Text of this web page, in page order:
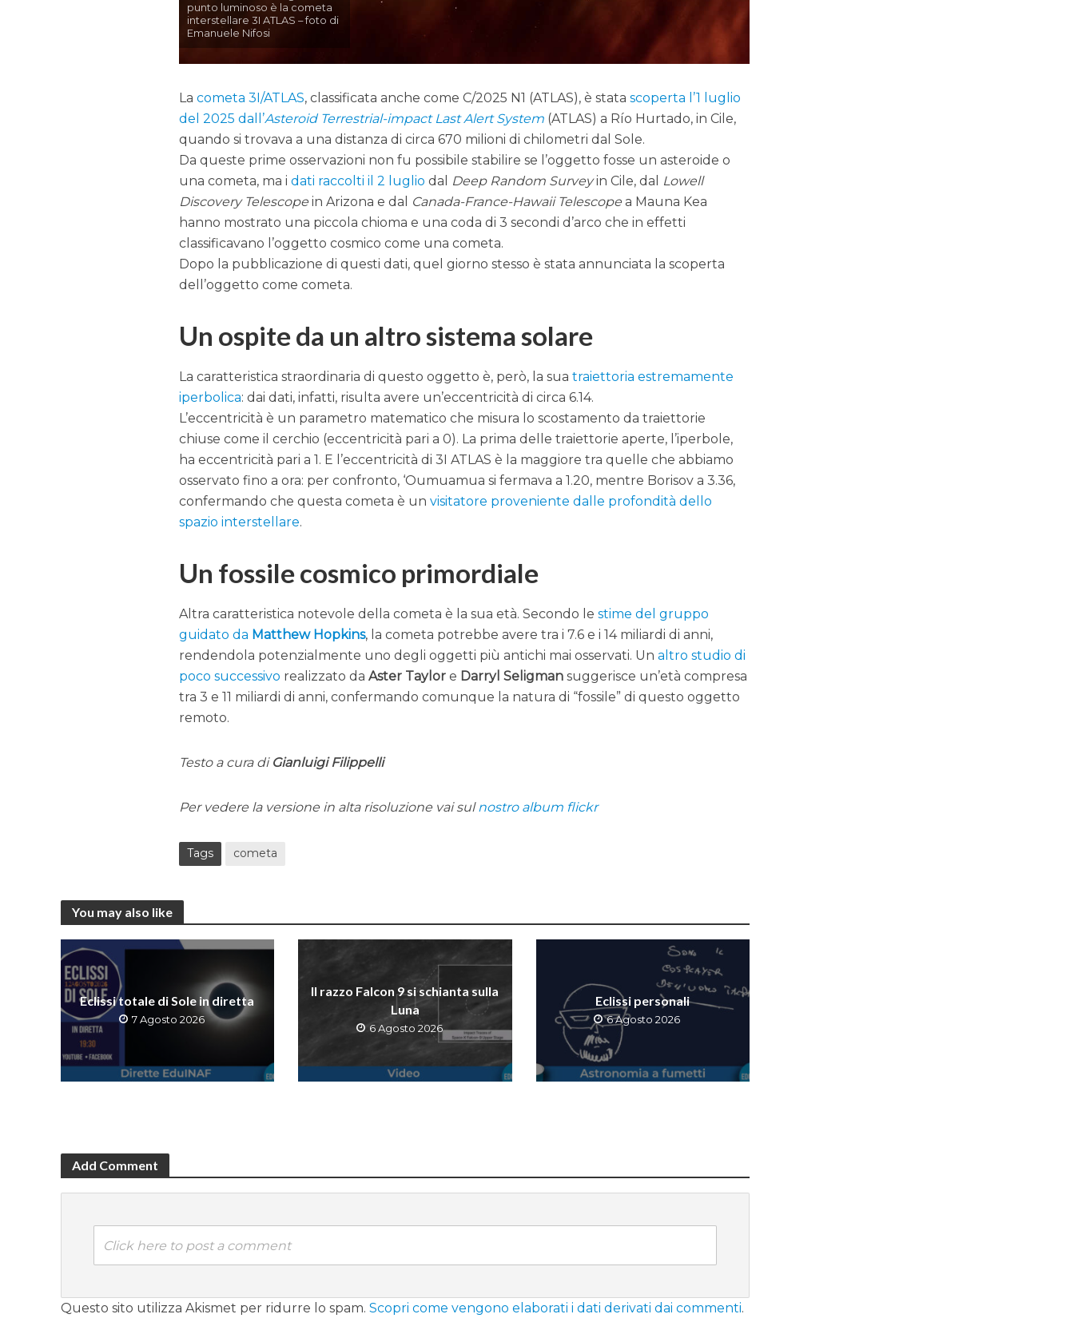
punto luminoso è la cometa
interstellare 3I ATLAS – foto di
Emanuele Nifosi
Lacometa 3I/ATLAS, classificata anche come C/2025 N1 (ATLAS), è statascoperta l’1 luglio
del 2025 dall’Asteroid Terrestrial-impact Last Alert System (ATLAS) a Río Hurtado, in Cile,
quando si trovava a una distanza di circa 670 milioni di chilometri dal Sole.
Da queste prime osservazioni non fu possibile stabilire se l’oggetto fosse un asteroide o
una cometa, ma idati raccolti il 2 luglio dal Deep Random Surveyin Cile, dal Lowell
Discovery Telescope in Arizona e dal Canada-France-Hawaii Telescope a Mauna Kea
hanno mostrato una piccola chioma e una coda di 3 secondi d’arco che in effetti
classificavano l’oggetto cosmico come una cometa.
Dopo la pubblicazione di questi dati, quel giorno stesso è stata annunciata la scoperta
dell’oggetto come cometa.
Un ospite da un altro sistema solare
La caratteristica straordinaria di questo oggetto è, però, la suatraiettoria estremamente
iperbolica: dai dati, infatti, risulta avere un’eccentricità di circa 6.14.
L’eccentricità è un parametro matematico che misura lo scostamento da traiettorie
chiuse come il cerchio (eccentricità pari a 0). La prima delle traiettorie aperte, l’iperbole,
ha eccentricità pari a 1. E l’eccentricità di 3I ATLAS è la maggiore tra quelle che abbiamo
osservato fino a ora: per confronto, ‘Oumuamua si fermava a 1.20, mentre Borisov a 3.36,
confermando che questa cometa è unvisitatore proveniente dalle profondità dello
spazio interstellare.
Un fossile cosmico primordiale
Altra caratteristica notevole della cometa è la sua età. Secondo lestime del gruppo
guidato da Matthew Hopkins, la cometa potrebbe avere tra i 7.6 e i 14 miliardi di anni,
rendendola potenzialmente uno degli oggetti più antichi mai osservati. Unaltro studio di
poco successivo realizzato daAster Taylor e Darryl Seligman suggerisce un’età compresa
tra 3 e 11 miliardi di anni, confermando comunque la natura di “fossile” di questo oggetto
remoto.
Testo a cura di Gianluigi Filippelli
Per vedere la versione in alta risoluzione vai sul nostro album flickr
Tags cometa
You may also like
Eclissi totale di Sole in diretta
7 Agosto 2026
Il razzo Falcon 9 si schianta sulla
Luna
6 Agosto 2026
Eclissi personali
6 Agosto 2026
Add Comment
Click here to post a comment
Questo sito utilizza Akismet per ridurre lo spam. Scopri come vengono elaborati i dati derivati dai commenti.